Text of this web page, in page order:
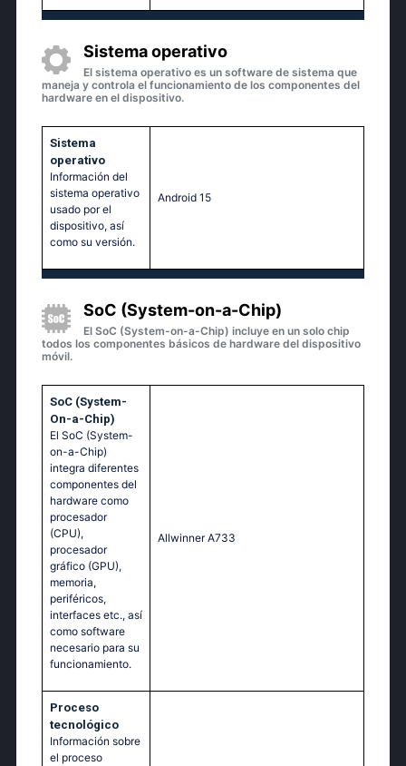
Sistema operativo
El sistema operativo es un software de sistema que
maneja y controla el funcionamiento de los componentes del
hardware en el dispositivo.
Sistema
operativo
Información del
sistema operativo
usado por el
dispositivo, así
como su versión.
Android 15
SoC (System-on-a-Chip)
El SoC (System-on-a-Chip) incluye en un solo chip
todos los componentes básicos de hardware del dispositivo
móvil.
SoC (System-
On-a-Chip)
El SoC (System-
on-a-Chip)
integra diferentes
componentes del
hardware como
procesador
(CPU),
procesador
gráfico (GPU),
memoria,
periféricos,
interfaces etc., así
como software
necesario para su
funcionamiento.
Allwinner A733
Proceso
tecnológico
Información sobre
el proceso